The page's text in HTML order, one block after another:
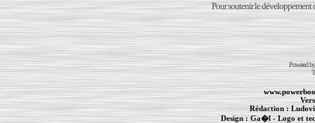
Pour soutenir le développement
Powered
Rédaction :
Design :Ga�l- Logo et